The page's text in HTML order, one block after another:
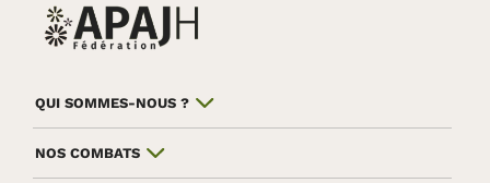
QUI SOMMES-NOUS ?
NOS COMBATS